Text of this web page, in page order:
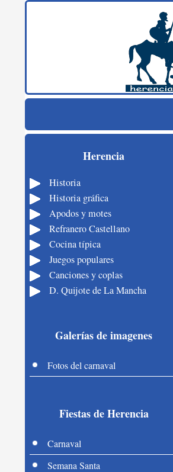
Historia, cultura, costumbres, tradiciones y fiestas de
Herencia
Historia
Historia gráfica
Apodos y motes
Refranero Castellano
Cocina típica
Juegos populares
Canciones y coplas
D. Quijote de La Mancha
Galerías de imagenes
Fotos del carnaval
Fiestas de Herencia
Carnaval
Semana Santa